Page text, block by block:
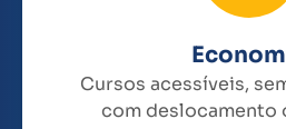
Cursos acessíveis,
com deslocamento